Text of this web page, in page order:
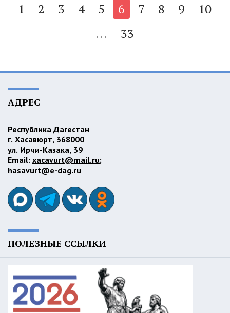
1 2 3 4 5 6 7 8 9
10
...
33
АДРЕС
Республика Дагестан
г. Хасавюрт, 368000
ул. Ирчи-Казака, 39
Email: xacavurt@mail.ru;
hasavurt@e-dag.ru
ПОЛЕЗНЫЕ ССЫЛКИ